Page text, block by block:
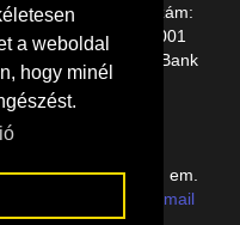
a weboldal
hogy minél
bankszámlaszám:
HU19 1091 8001
(UniCredit Bank
utca 14/A E lph. 1. em.
888-77
e-mail